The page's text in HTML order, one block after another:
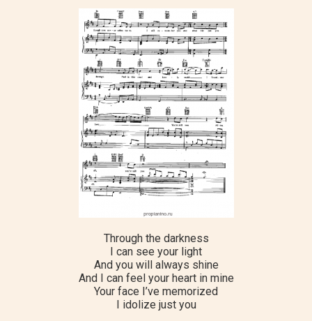
Through the darkness
I can see your light
And you will always shine
And I can feel your heart in mine
Your face I’ve memorized
I idolize just you